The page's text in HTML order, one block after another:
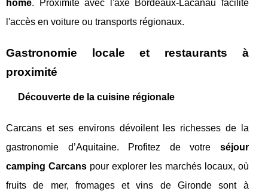
home. Proximité avec l'axe Bordeaux-Lacanau facilite
l'accès en voiture ou transports régionaux.
Gastronomie locale et restaurants à
proximité
Découverte de la cuisine régionale
Carcans et ses environs dévoilent les richesses de la
gastronomie d’Aquitaine. Profitez de votre séjour
camping Carcanspour explorer les marchés locaux, où
fruits de mer, fromages et vins de Gironde sont à